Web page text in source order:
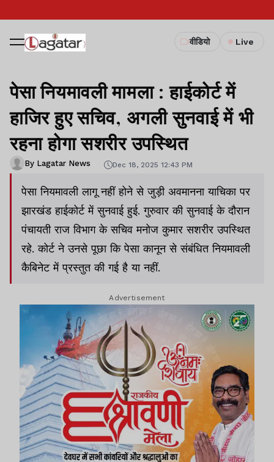
वीडियो Live
पेसा नियमावली मामला : हाईकोर्ट में
हाजिर हुए सचिव, अगली सुनवाई में भी
रहना होगा सशरीर उपस्थित
By Lagatar News Dec 18, 2025 12:43 PM
पेसा नियमावली लागू नहीं होने से जुड़ी अवमानना याचिका पर
झारखंड हाईकोर्ट में सुनवाई हुई. गुरुवार की सुनवाई के दौरान
पंचायती राज विभाग के सचिव मनोज कुमार सशरीर उपस्थित
रहे. कोर्ट ने उनसे पूछा कि पेसा कानून से संबंधित नियमावली
कैबिनेट में प्रस्तुत की गई है या नहीं.
Advertisement